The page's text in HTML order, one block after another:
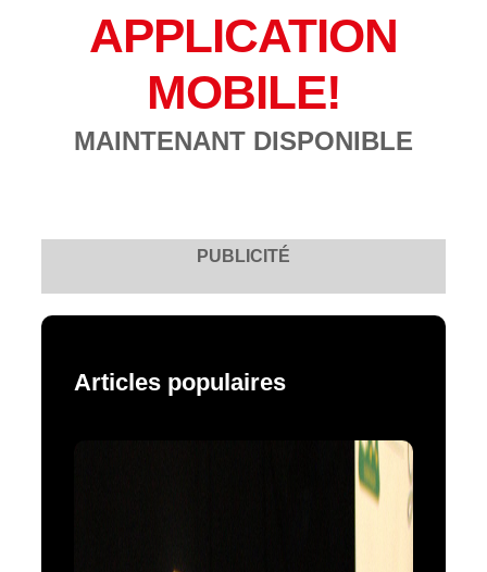
APPLICATION
MOBILE!
MAINTENANT DISPONIBLE
PUBLICITÉ
Articles populaires